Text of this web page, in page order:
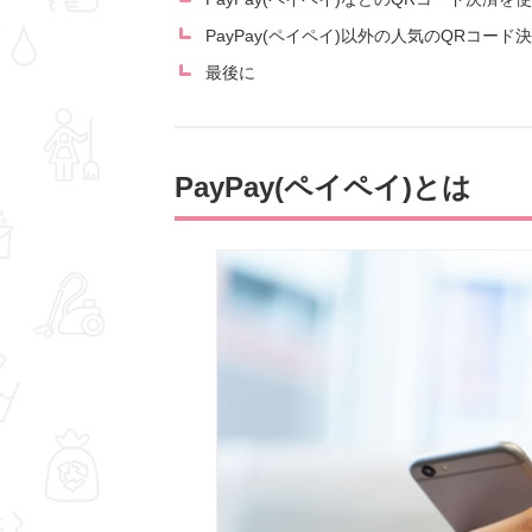
PayPay(ペイペイ)以外の人気のQRコード
最後に
PayPay(ペイペイ)とは